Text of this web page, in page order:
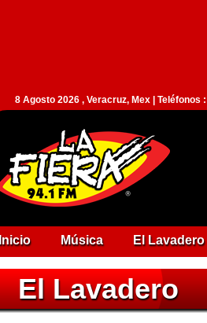
8 Agosto 2026 , Veracruz, Mex | Teléfonos
Inicio Música El Lavadero
El Lavadero